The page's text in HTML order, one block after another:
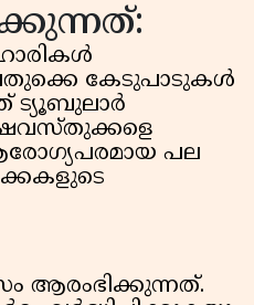
കേടുപാടുകൾ
ട്യൂബുലാർ
പല
ആരംഭിക്കുന്നത്.